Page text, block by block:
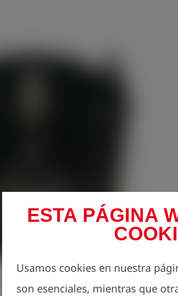
ESTA PÁGINA
Usamos cookies en nuestra
son esenciales, mientras que